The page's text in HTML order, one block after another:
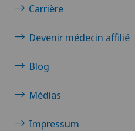
Carrière
Devenir médecin affilié
Blog
Médias
Impressum